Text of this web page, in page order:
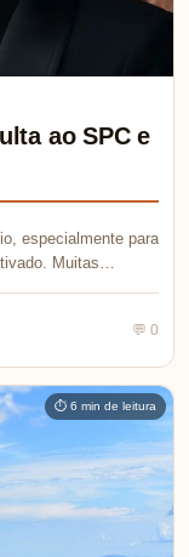
ao SPC e
especialmente para
Muitas…
💬 0
⏱ 6 min de leitura